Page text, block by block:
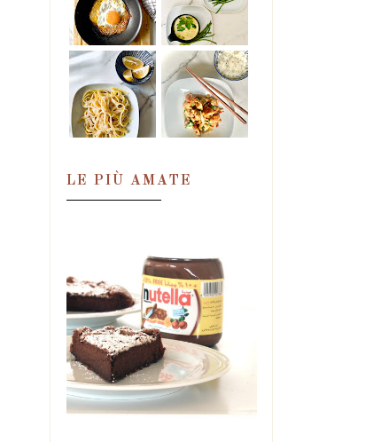
LE PIÙ AMATE
TORTA MAGICA
ALLA NUTELLA,
IN DUE
INGREDIENTI!
Una condanna. Una
perdizione. Una droga.
Un'ossessione. Tutte in quel
barattolo. E se ne ...